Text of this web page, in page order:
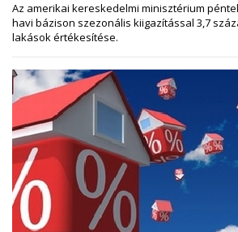
Az amerikai kereskedelmi minisztérium
havi bázison szezonális kiigazítással 3,7
lakások értékesítése.